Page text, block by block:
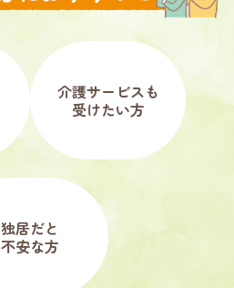
介護サービスも
受けたい方
独居だと
不安な方